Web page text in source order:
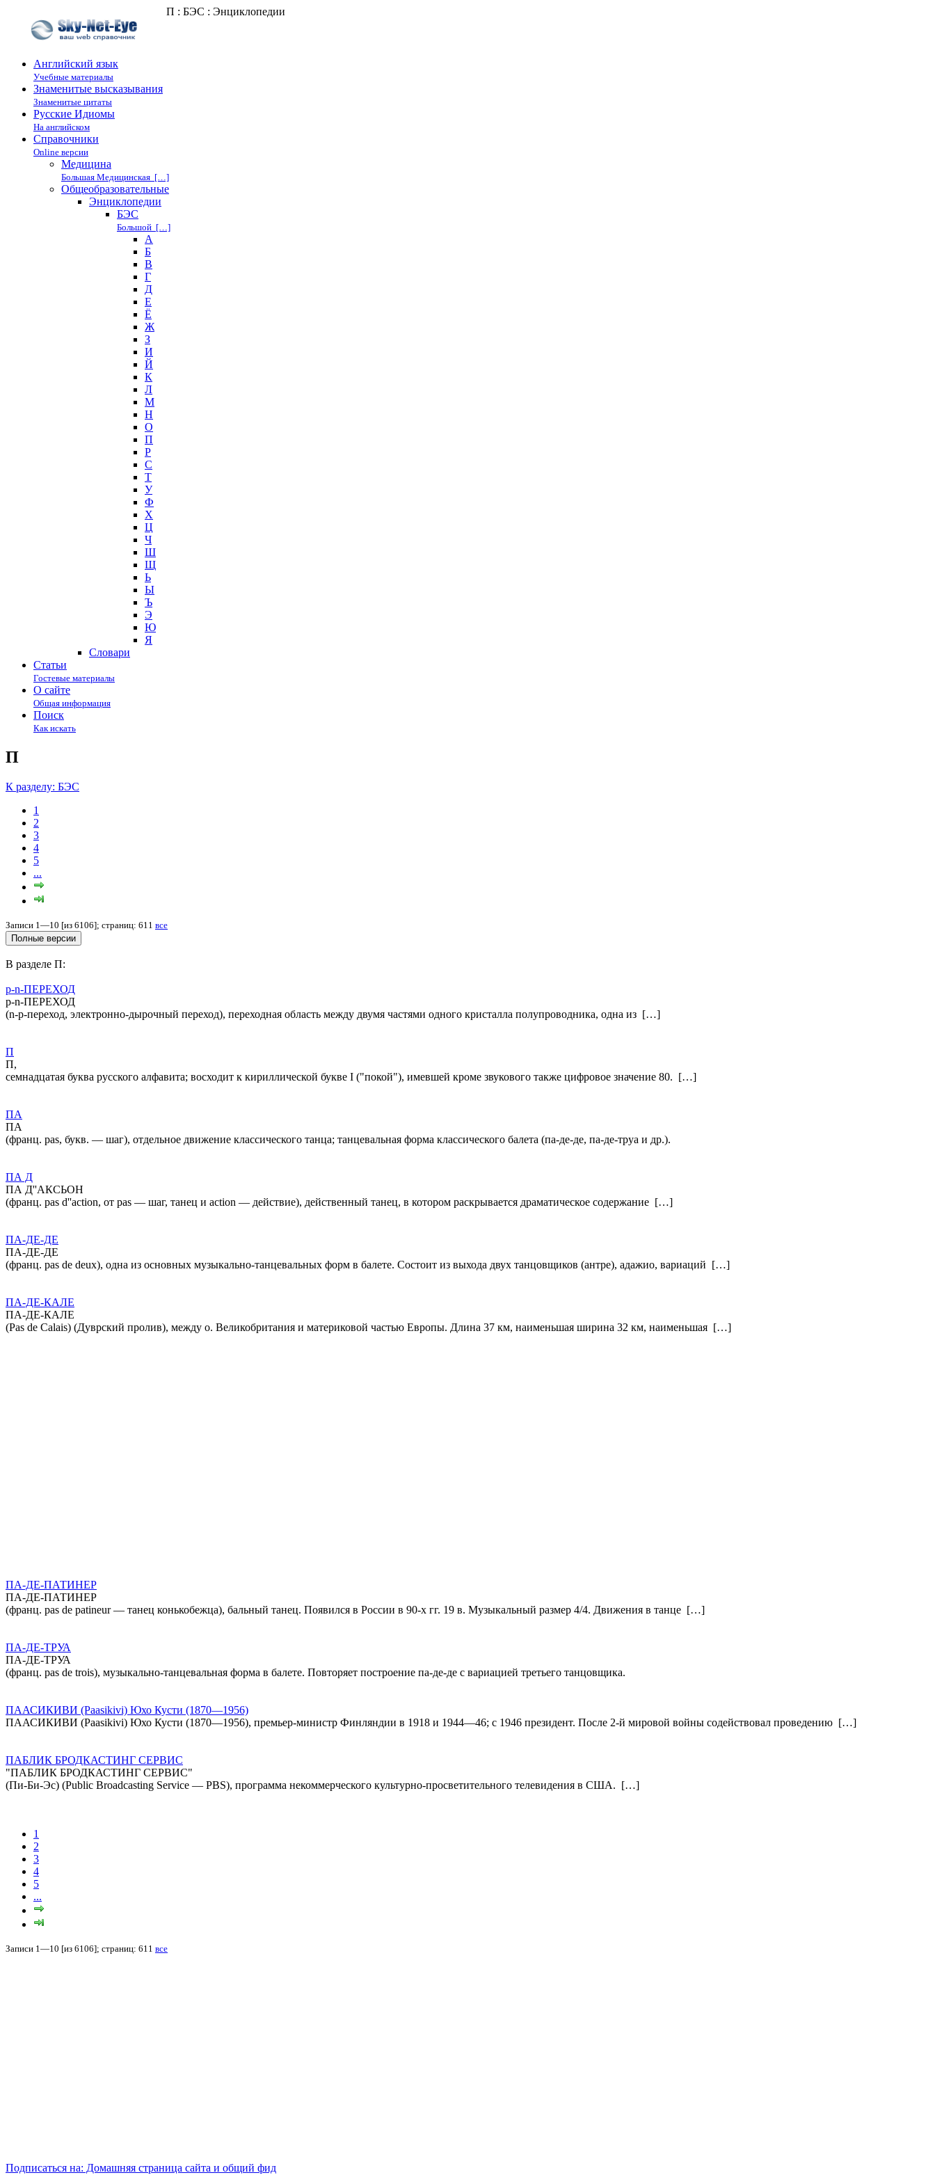
П : БЭС : Энциклопедии
Английский язык
Учебные материалы
Знаменитые высказывания
Знаменитые цитаты
Русские Идиомы
На английском
Справочники
Online версии
Медицина
Большая Медицинская […]
Общеобразовательные
Энциклопедии
БЭС
Большой […]
А
Б
В
Г
Д
Е
Ё
Ж
З
И
Й
К
Л
М
Н
О
П
Р
С
Т
У
Ф
Х
Ц
Ч
Ш
Щ
Ь
Ы
Ъ
Э
Ю
Я
Cловари
Статьи
Гостевые материалы
О сайте
Общая информация
Поиск
Как искать
П
К разделу: БЭС
1
2
3
4
5
...
Записи 1—10 [из 6106]; страниц: 611 все
В разделе П:
p-n-ПЕРЕХОД
p-n-ПЕРЕХОД
(n-p-переход, электронно-дырочный переход), переходная область между двумя частями одного кристалла полупроводника, одна из […]
П
П,
семнадцатая буква русского алфавита; восходит к кириллической букве I ("покой"), имевшей кроме звукового также цифровое значение 80. […]
ПА
ПА
(франц. pas, букв. — шаг), отдельное движение классического танца; танцевальная форма классического балета (па-де-де, па-де-труа и др.).
ПА Д
ПА Д''АКСЬОН
(франц. pas d''action, от pas — шаг, танец и action — действие), действенный танец, в котором раскрывается драматическое содержание […]
ПА-ДЕ-ДЕ
ПА-ДЕ-ДЕ
(франц. pas de deux), одна из основных музыкально-танцевальных форм в балете. Состоит из выхода двух танцовщиков (антре), адажио, вариаций […]
ПА-ДЕ-КАЛЕ
ПА-ДЕ-КАЛЕ
(Pas de Calais) (Дуврский пролив), между о. Великобритания и материковой частью Европы. Длина 37 км, наименьшая ширина 32 км, наименьшая […]
ПА-ДЕ-ПАТИНЕР
ПА-ДЕ-ПАТИНЕР
(франц. pas de patinеur — танец конькобежца), бальный танец. Появился в России в 90-х гг. 19 в. Музыкальный размер 4/4. Движения в танце […]
ПА-ДЕ-ТРУА
ПА-ДЕ-ТРУА
(франц. pas de trois), музыкально-танцевальная форма в балете. Повторяет построение па-де-де с вариацией третьего танцовщика.
ПААСИКИВИ (Paasikivi) Юхо Кусти (1870—1956)
ПААСИКИВИ (Paasikivi) Юхо Кусти (1870—1956), премьер-министр Финляндии в 1918 и 1944—46; с 1946 президент. После 2-й мировой войны содействовал проведению […]
ПАБЛИК БРОДКАСТИНГ СЕРВИС
"ПАБЛИК БРОДКАСТИНГ СЕРВИС"
(Пи-Би-Эс) (Public Broadcasting Service — PBS), программа некоммерческого культурно-просветительного телевидения в США. […]
1
2
3
4
5
...
Записи 1—10 [из 6106]; страниц: 611 все
Подписаться на: Домашняя страница сайта и общий фид